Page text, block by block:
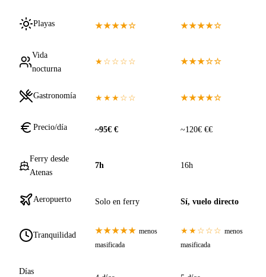
Playas ★★★★☆ ★★★★☆
Vida
nocturna
★☆☆☆☆ ★★★☆☆
Gastronomía ★★★☆☆ ★★★★☆
Precio/día ~95€ € ~120€ €€
Ferry desde
Atenas
7h 16h
Aeropuerto Solo en ferry Sí, vuelo directo
Tranquilidad ★★★★★ menos
masificada
★★☆☆☆ menos
masificada
Días